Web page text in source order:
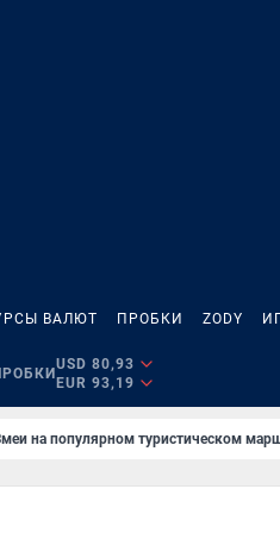
ВАЛЮТ ПРОБКИ ZODY
USD 80,93
EUR 93,19
на популярном туристическом